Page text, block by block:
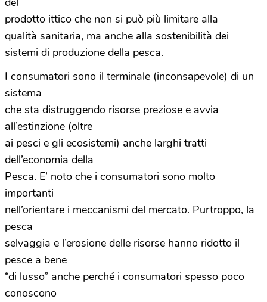
prodotto ittico che non si può più limitare alla
qualità sanitaria, ma anche alla sostenibilità dei
sistemi di produzione della pesca.
I consumatori sono il terminale (inconsapevole) di un
sistema
che sta distruggendo risorse preziose e avvia
all’estinzione (oltre
ai pesci e gli ecosistemi) anche larghi tratti
dell’economia della
Pesca. E’ noto che i consumatori sono molto
importanti
nell’orientare i meccanismi del mercato. Purtroppo, la
pesca
selvaggia e l’erosione delle risorse hanno ridotto il
pesce a bene
“di lusso” anche perché i consumatori spesso poco
conoscono